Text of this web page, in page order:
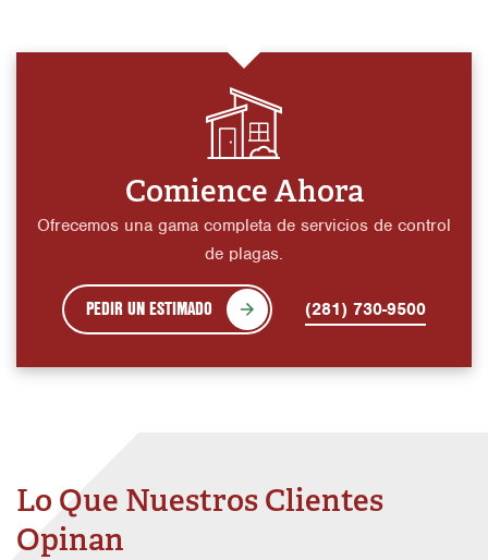
Comience Ahora
Ofrecemos una gama completa de servicios de control
de plagas.
PEDIR UN ESTIMADO (281) 730-9500
Lo Que Nuestros Clientes
Opinan